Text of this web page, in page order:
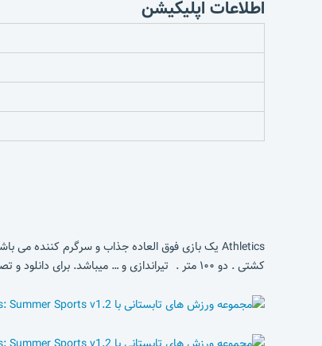
اطلاعات اپلیکیشن
کشتی . دو ۱۰۰ متر . تیراندازی و … میباشد. برای دانلود و تصاویر بیشتر از محیط این بازی فوق العاده به ادامه مطلب مراجعه نمایید.